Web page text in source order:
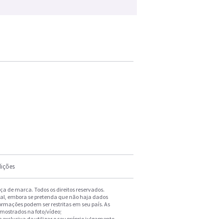
de marca. Todos os direitos reservados.
embora se pretenda que não haja dados
podem ser restritas em seu país. As
na foto/vídeo;